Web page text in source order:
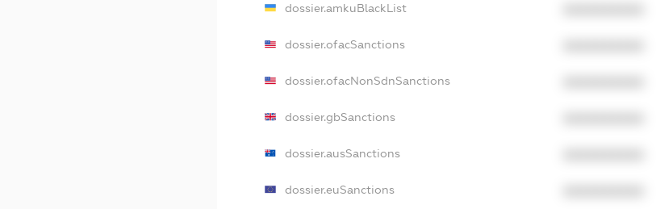
dossier.amkuBlackList
dossier.ofacSanctions
dossier.ofacNonSdnSanctions
dossier.gbSanctions
dossier.ausSanctions
dossier.euSanctions